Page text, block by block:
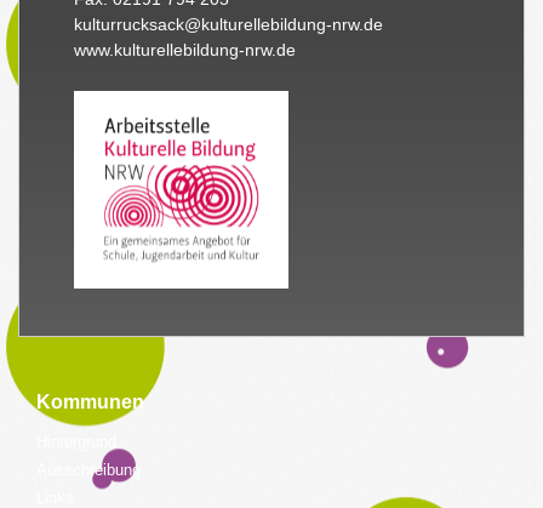
kulturrucksack@kulturellebildung-nrw.de
www.kulturellebildung-nrw.de
Kommunen
Ausschreibung